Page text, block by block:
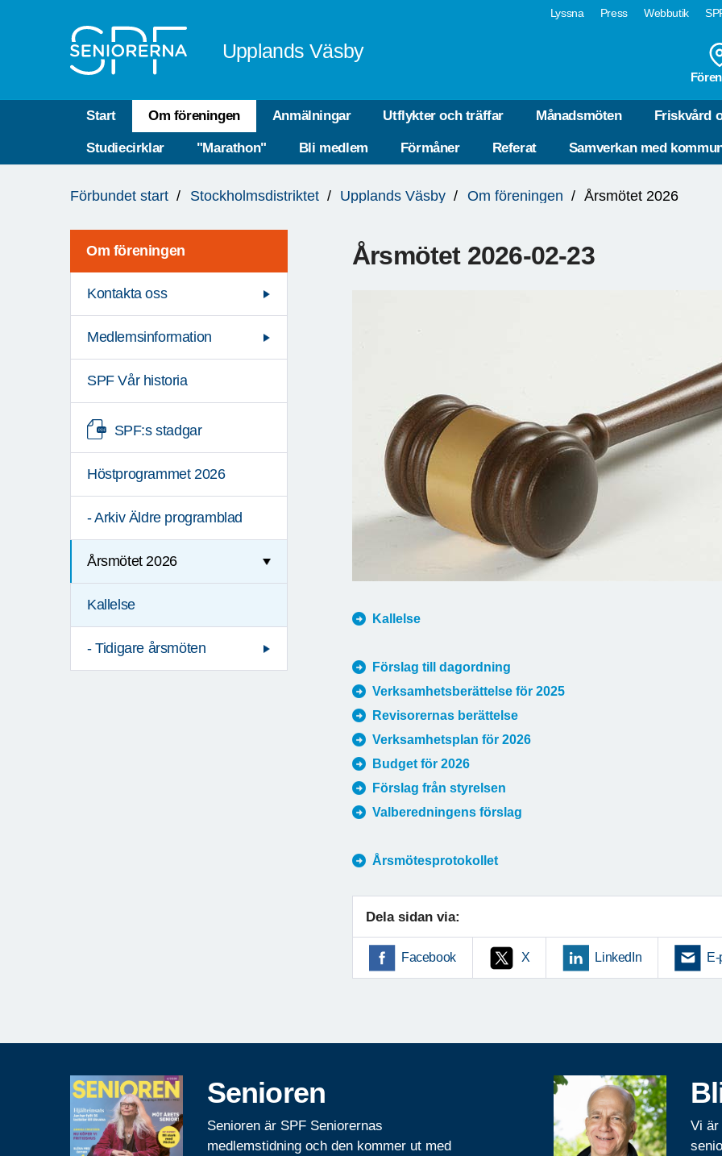
Lyssna Press Webbutik
Upplands Väsby
Start Om föreningen Anmälningar Utflykter och träffar Månadsmöten Friskvård
Studiecirklar "Marathon" Bli medlem Förmåner Referat Samverkan med
är
Förbundet start Stockholmsdistriktet Upplands Väsby Om föreningen Årsmötet 2026
Om föreningen
Kontakta oss
Medlemsinformation
SPF Vår historia
SPF:s stadgar
Höstprogrammet 2026
- Arkiv Äldre programblad
Årsmötet 2026
Kallelse
- Tidigare årsmöten
Årsmötet 2026-02-23
Kallelse
Förslag till dagordning
Verksamhetsberättelse för 2025
Revisorernas berättelse
Verksamhetsplan för 2026
Budget för 2026
Förslag från styrelsen
Valberedningens förslag
Årsmötesprotokollet
Dela sidan via:
Facebook X LinkedIn
Senioren
Senioren är SPF Seniorernas
medlemstidning och den kommer ut med
Vi är